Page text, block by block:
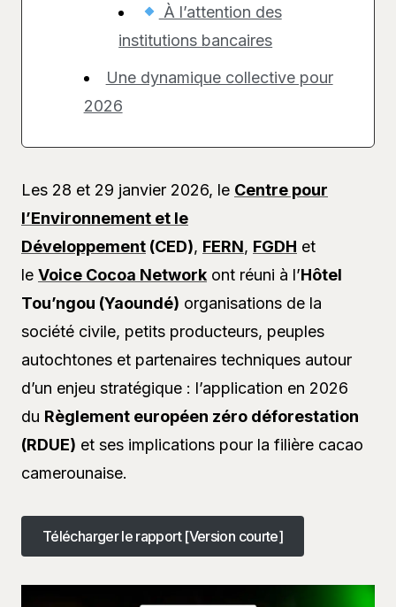
À l’attention des
institutions bancaires
Une dynamique collective pour
2026
Les 28 et 29 janvier 2026, le Centre pour
l’Environnement et le
Développement (CED), FERN, FGDH et
le Voice Cocoa Network ont réuni à l’Hôtel
Tou’ngou (Yaoundé) organisations de la
société civile, petits producteurs, peuples
autochtones et partenaires techniques autour
d’un enjeu stratégique : l’application en 2026
du Règlement européen zéro déforestation
(RDUE) et ses implications pour la filière cacao
camerounaise.
Télécharger le rapport [Version courte]